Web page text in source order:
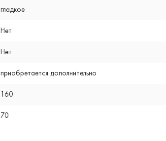
гладкое
Нет
Нет
приобретается дополнительно
160
70